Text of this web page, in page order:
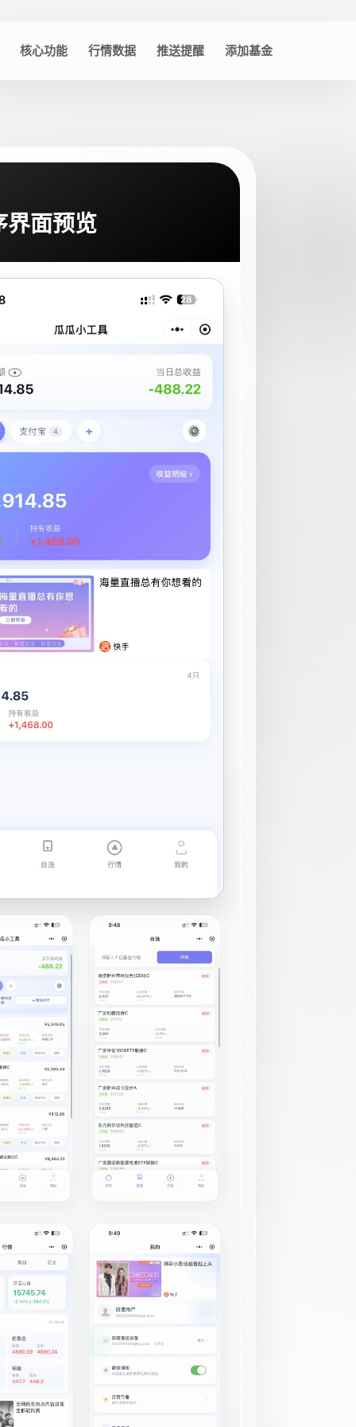
核心功能 行情数据 推送提醒 添加基金
界面预览